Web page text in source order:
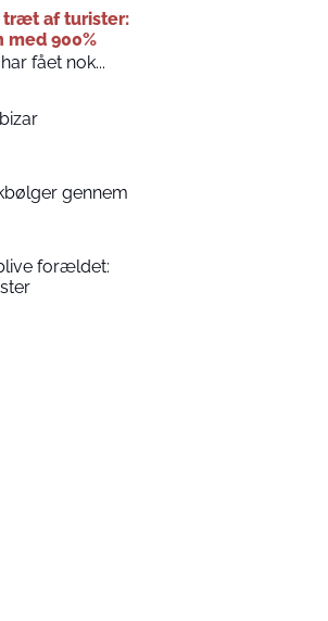
træt af turister:
med 900%
fået nok...
gennem
forældet: